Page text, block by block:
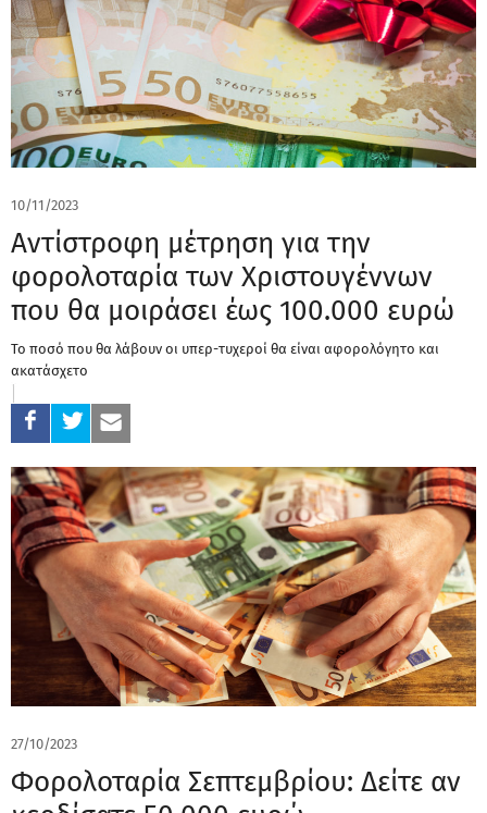
10/11/2023
Αντίστροφη μέτρηση για την
φορολοταρία των Χριστουγέννων
που θα μοιράσει έως 100.000 ευρώ
Το ποσό που θα λάβουν οι υπερ-τυχεροί θα είναι αφορολόγητο και
ακατάσχετο
27/10/2023
Φορολοταρία Σεπτεμβρίου: Δείτε αν